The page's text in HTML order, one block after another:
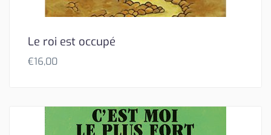
Le roi est occupé
€16,00